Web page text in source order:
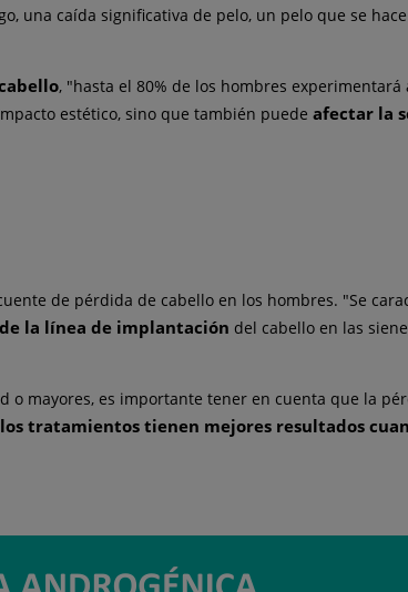
una caída significativa de pelo, un pelo que se
, "hasta el 80% de los hombres
estético, sino que también puede afectar la
de pérdida de cabello en los hombres. "Se
la línea de implantación del cabello en las
o mayores, es importante tener en cuenta que la
los tratamientos tienen mejores resultados